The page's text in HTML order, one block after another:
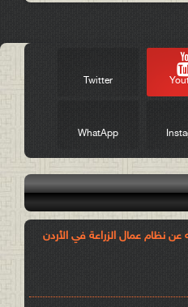
Twitter
WhatApp
نظام عمال الزراعة في الأردن